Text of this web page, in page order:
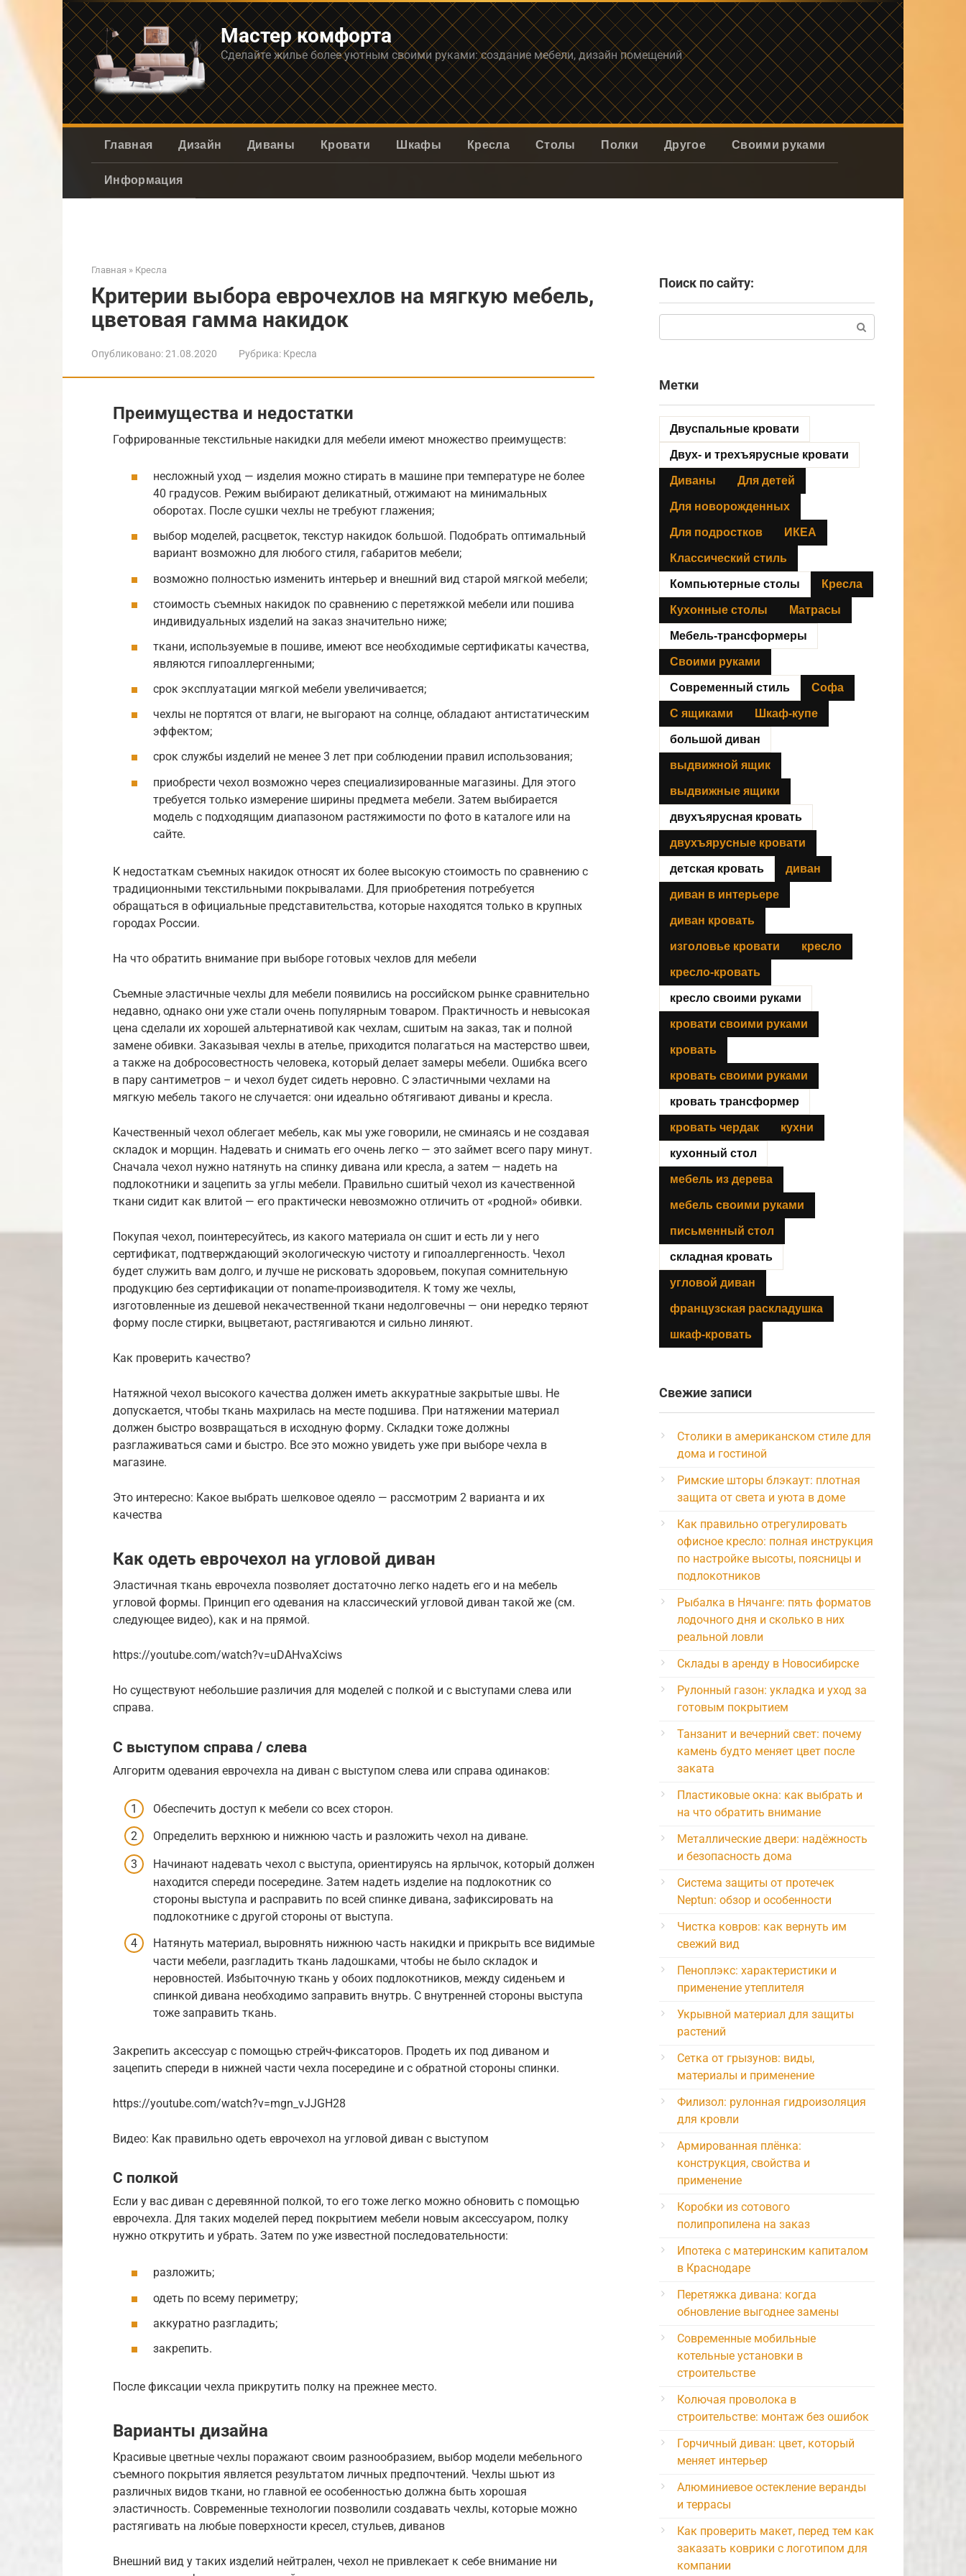
Мастер комфорта
Сделайте жилье более уютным своими руками: создание мебели, дизайн помещений
Главная Дизайн Диваны Кровати Шкафы Кресла Столы Полки Другое Своими руками
Информация
Главная » Кресла
Критерии выбора еврочехлов на мягкую мебель,
цветовая гамма накидок
Опубликовано:21.08.2020 Рубрика: Кресла
Преимущества и недостатки
Гофрированные текстильные накидки для мебели имеют множество преимуществ:
несложный уход — изделия можно стирать в машине при температуре не более
40 градусов. Режим выбирают деликатный, отжимают на минимальных
оборотах. После сушки чехлы не требуют глажения;
выбор моделей, расцветок, текстур накидок большой. Подобрать оптимальный
вариант возможно для любого стиля, габаритов мебели;
возможно полностью изменить интерьер и внешний вид старой мягкой мебели;
стоимость съемных накидок по сравнению с перетяжкой мебели или пошива
индивидуальных изделий на заказ значительно ниже;
ткани, используемые в пошиве, имеют все необходимые сертификаты качества,
являются гипоаллергенными;
срок эксплуатации мягкой мебели увеличивается;
чехлы не портятся от влаги, не выгорают на солнце, обладают антистатическим
эффектом;
срок службы изделий не менее 3 лет при соблюдении правил использования;
приобрести чехол возможно через специализированные магазины. Для этого
требуется только измерение ширины предмета мебели. Затем выбирается
модель с подходящим диапазоном растяжимости по фото в каталоге или на
сайте.
К недостаткам съемных накидок относят их более высокую стоимость по сравнению с
традиционными текстильными покрывалами. Для приобретения потребуется
обращаться в официальные представительства, которые находятся только в крупных
городах России.
На что обратить внимание при выборе готовых чехлов для мебели
Съемные эластичные чехлы для мебели появились на российском рынке сравнительно
недавно, однако они уже стали очень популярным товаром. Практичность и невысокая
цена сделали их хорошей альтернативой как чехлам, сшитым на заказ, так и полной
замене обивки. Заказывая чехлы в ателье, приходится полагаться на мастерство швеи,
а также на добросовестность человека, который делает замеры мебели. Ошибка всего
в пару сантиметров – и чехол будет сидеть неровно. С эластичными чехлами на
мягкую мебель такого не случается: они идеально обтягивают диваны и кресла.
Качественный чехол облегает мебель, как мы уже говорили, не сминаясь и не создавая
складок и морщин. Надевать и снимать его очень легко — это займет всего пару минут.
Сначала чехол нужно натянуть на спинку дивана или кресла, а затем — надеть на
подлокотники и зацепить за углы мебели. Правильно сшитый чехол из качественной
ткани сидит как влитой — его практически невозможно отличить от «родной» обивки.
Покупая чехол, поинтересуйтесь, из какого материала он сшит и есть ли у него
сертификат, подтверждающий экологическую чистоту и гипоаллергенность. Чехол
будет служить вам долго, и лучше не рисковать здоровьем, покупая сомнительную
продукцию без сертификации от noname-производителя. К тому же чехлы,
изготовленные из дешевой некачественной ткани недолговечны — они нередко теряют
форму после стирки, выцветают, растягиваются и сильно линяют.
Как проверить качество?
Натяжной чехол высокого качества должен иметь аккуратные закрытые швы. Не
допускается, чтобы ткань махрилась на месте подшива. При натяжении материал
должен быстро возвращаться в исходную форму. Складки тоже должны
разглаживаться сами и быстро. Все это можно увидеть уже при выборе чехла в
магазине.
Это интересно: Какое выбрать шелковое одеяло — рассмотрим 2 варианта и их
качества
Как одеть еврочехол на угловой диван
Эластичная ткань еврочехла позволяет достаточно легко надеть его и на мебель
угловой формы. Принцип его одевания на классический угловой диван такой же (см.
следующее видео), как и на прямой.
https://youtube.com/watch?v=uDAHvaXciws
Но существуют небольшие различия для моделей с полкой и с выступами слева или
справа.
С выступом справа / слева
Алгоритм одевания еврочехла на диван с выступом слева или справа одинаков:
Обеспечить доступ к мебели со всех сторон.
Определить верхнюю и нижнюю часть и разложить чехол на диване.
Начинают надевать чехол с выступа, ориентируясь на ярлычок, который должен
находится спереди посередине. Затем надеть изделие на подлокотник со
стороны выступа и расправить по всей спинке дивана, зафиксировать на
подлокотнике с другой стороны от выступа.
Натянуть материал, выровнять нижнюю часть накидки и прикрыть все видимые
части мебели, разгладить ткань ладошками, чтобы не было складок и
неровностей. Избыточную ткань у обоих подлокотников, между сиденьем и
спинкой дивана необходимо заправить внутрь. С внутренней стороны выступа
тоже заправить ткань.
Закрепить аксессуар с помощью стрейч-фиксаторов. Продеть их под диваном и
зацепить спереди в нижней части чехла посередине и с обратной стороны спинки.
https://youtube.com/watch?v=mgn_vJJGH28
Видео: Как правильно одеть еврочехол на угловой диван с выступом
С полкой
Если у вас диван с деревянной полкой, то его тоже легко можно обновить с помощью
еврочехла. Для таких моделей перед покрытием мебели новым аксессуаром, полку
нужно открутить и убрать. Затем по уже известной последовательности:
разложить;
одеть по всему периметру;
аккуратно разгладить;
закрепить.
После фиксации чехла прикрутить полку на прежнее место.
Варианты дизайна
Красивые цветные чехлы поражают своим разнообразием, выбор модели мебельного
съемного покрытия является результатом личных предпочтений. Чехлы шьют из
различных видов ткани, но главной ее особенностью должна быть хорошая
эластичность. Современные технологии позволили создавать чехлы, которые можно
растягивать на любые поверхности кресел, стульев, диванов
Внешний вид у таких изделий нейтрален, чехол не привлекает к себе внимание ни
Поиск по сайту:
Метки
Двуспальные кровати
Двух- и трехъярусные кровати
Диваны Для детей
Для новорожденных
Для подростков ИКЕА
Классический стиль
Компьютерные столы Кресла
Кухонные столы Матрасы
Мебель-трансформеры
Своими руками
Современный стиль Софа
С ящиками Шкаф-купе
большой диван
выдвижной ящик
выдвижные ящики
двухъярусная кровать
двухъярусные кровати
детская кровать диван
диван в интерьере
диван кровать
изголовье кровати кресло
кресло-кровать
кресло своими руками
кровати своими руками
кровать
кровать своими руками
кровать трансформер
кровать чердак кухни
кухонный стол
мебель из дерева
мебель своими руками
письменный стол
складная кровать
угловой диван
французская раскладушка
шкаф-кровать
Свежие записи
Столики в американском стиле для
дома и гостиной
Римские шторы блэкаут: плотная
защита от света и уюта в доме
Как правильно отрегулировать
офисное кресло: полная инструкция
по настройке высоты, поясницы и
подлокотников
Рыбалка в Нячанге: пять форматов
лодочного дня и сколько в них
реальной ловли
Склады в аренду в Новосибирске
Рулонный газон: укладка и уход за
готовым покрытием
Танзанит и вечерний свет: почему
камень будто меняет цвет после
заката
Пластиковые окна: как выбрать и
на что обратить внимание
Металлические двери: надёжность
и безопасность дома
Система защиты от протечек
Neptun: обзор и особенности
Чистка ковров: как вернуть им
свежий вид
Пеноплэкс: характеристики и
применение утеплителя
Укрывной материал для защиты
растений
Сетка от грызунов: виды,
материалы и применение
Филизол: рулонная гидроизоляция
для кровли
Армированная плёнка:
конструкция, свойства и
применение
Коробки из сотового
полипропилена на заказ
Ипотека с материнским капиталом
в Краснодаре
Перетяжка дивана: когда
обновление выгоднее замены
Современные мобильные
котельные установки в
строительстве
Колючая проволока в
строительстве: монтаж без ошибок
Горчичный диван: цвет, который
меняет интерьер
Алюминиевое остекление веранды
и террасы
Как проверить макет, перед тем как
заказать коврики с логотипом для
компании